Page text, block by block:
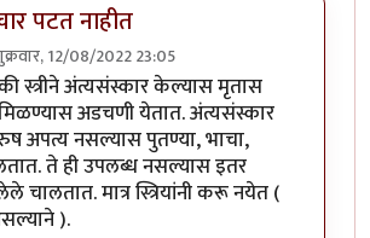
पटत नाहीत
12/08/2022 23:05
क्रीतपुत्र, श्राद्ध वगैरेbyगामा पैलवान
स्त्रीने अंत्यसंस्कार केल्यास मृतास
अडचणी येतात. अंत्यसंस्कार
अपत्य नसल्यास पुतण्या, भाचा,
ते ही उपलब्ध नसल्यास इतर
चालतात. मात्र स्त्रियांनी करू नयेत (
).